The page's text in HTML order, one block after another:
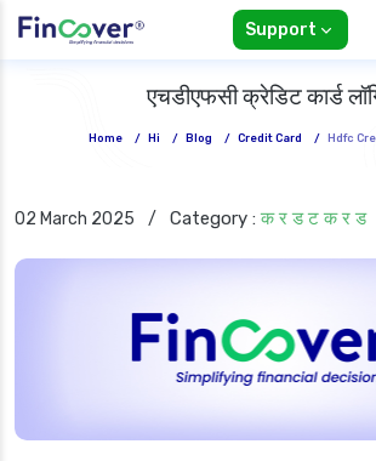
Support
एचडीएफसी क्रेडिट कार्ड
Home / Hi / Blog / Credit Card / Hdfc
02 March 2025 / Category :क र ड ट क र ड